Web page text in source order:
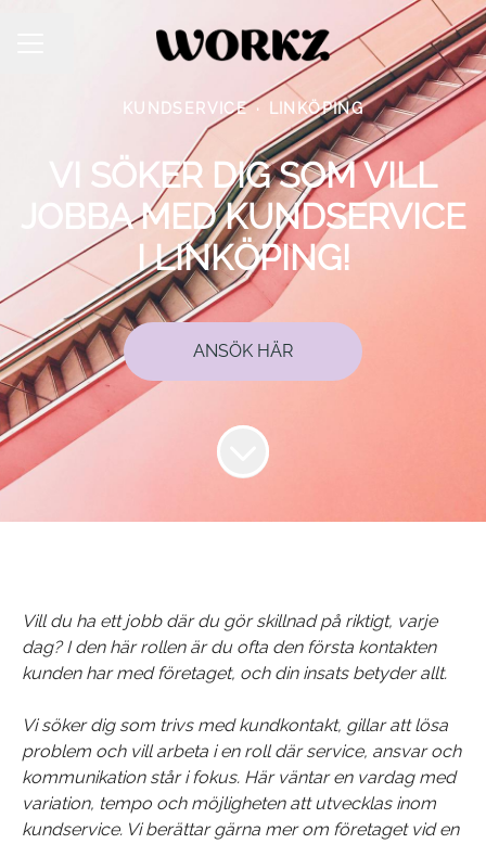
KUNDSERVICE · LINKÖPING
VI SÖKER DIG SOM VILL
JOBBA MED KUNDSERVICE
I LINKÖPING!
ANSÖK HÄR
Vill du ha ett jobb där du gör skillnad på riktigt, varje
dag? I den här rollen är du ofta den första kontakten
kunden har med företaget, och din insats betyder allt.
Vi söker dig som trivs med kundkontakt, gillar att lösa
problem och vill arbeta i en roll där service, ansvar och
kommunikation står i fokus. Här väntar en vardag med
variation, tempo och möjligheten att utvecklas inom
kundservice. Vi berättar gärna mer om företaget vid en